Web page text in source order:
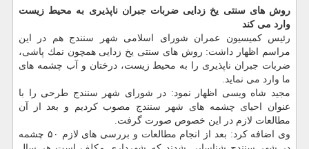
روش های سنتی یخ زدایی ضربات جبران ناپذیری به محیط زیست
وارد می كند
رئیس كمیسیون عمران شورای اسلامی شهر سنندج هم در این
مراسم اظهار داشت: روش های سنتی یخ زدایی همچون نمك پاشی،
ضربات جبران ناپذیری را به محیط زیست، درختان و آب چشمه های
ما وارد می نماید.
مجید شاه ویسی اظهار نمود: در شورای شهر سنندج طرحی را با
عنوان احیای چشمه های شهر سنندج مصوب كردیم و بعد از آن
مطالعات لازم در این خصوص صورت گرفت.
وی اضافه كرد: بعد از انجام مطالعات و بررسی های لازم ۵۰ چشمه